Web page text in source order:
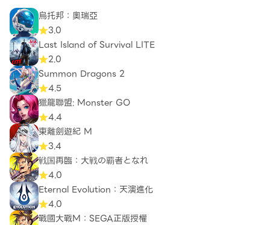
烏托邦：奧瑞亞
3.0
Last Island of Survival LITE
2.0
Summon Dragons 2
4.5
獵龍聯盟: Monster GO
4.4
東離劍遊紀 M
3.4
戦国再臨：大戦の覇者となれ
4.0
Eternal Evolution：天演進化
4.0
戰國大戰M：SEGA正版授權